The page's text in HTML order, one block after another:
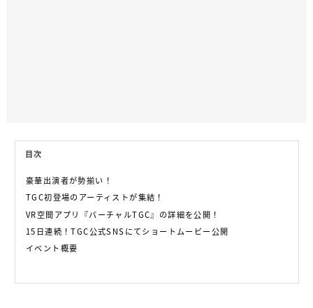
目次
豪華出演者が勢揃い！
TGC初登場のアーティストが集結！
VR空間アプリ『バーチャルTGC』の詳細を公開！
15日連続！TGC公式SNSにてショートムービー公開
イベント概要